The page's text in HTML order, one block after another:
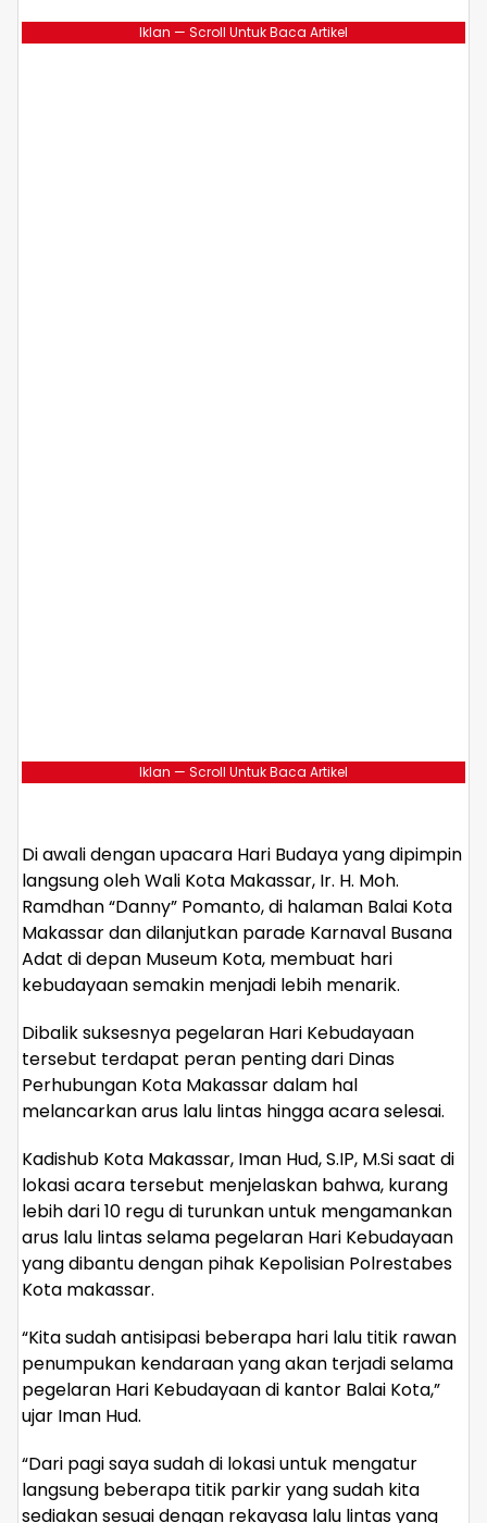
Iklan — Scroll Untuk Baca Artikel
Iklan — Scroll Untuk Baca Artikel
Di awali dengan upacara Hari Budaya yang dipimpin
langsung oleh Wali Kota Makassar, Ir. H. Moh.
Ramdhan “Danny” Pomanto, di halaman Balai Kota
Makassar dan dilanjutkan parade Karnaval Busana
Adat di depan Museum Kota, membuat hari
kebudayaan semakin menjadi lebih menarik.
Dibalik suksesnya pegelaran Hari Kebudayaan
tersebut terdapat peran penting dari Dinas
Perhubungan Kota Makassar dalam hal
melancarkan arus lalu lintas hingga acara selesai.
Kadishub Kota Makassar, Iman Hud, S.IP, M.Si saat di
lokasi acara tersebut menjelaskan bahwa, kurang
lebih dari 10 regu di turunkan untuk mengamankan
arus lalu lintas selama pegelaran Hari Kebudayaan
yang dibantu dengan pihak Kepolisian Polrestabes
Kota makassar.
“Kita sudah antisipasi beberapa hari lalu titik rawan
penumpukan kendaraan yang akan terjadi selama
pegelaran Hari Kebudayaan di kantor Balai Kota,”
ujar Iman Hud.
“Dari pagi saya sudah di lokasi untuk mengatur
langsung beberapa titik parkir yang sudah kita
sediakan sesuai dengan rekayasa lalu lintas yang